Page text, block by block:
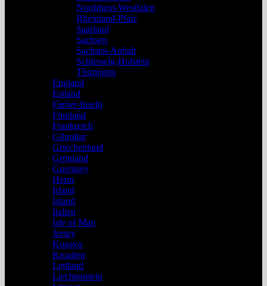
Nordrhein-Westfalen
Rheinland-Pfalz
Saarland
Sachsen
Sachsen-Anhalt
Schleswig-Holstein
Thüringen
England
Estland
Färöer-Inseln
Finnland
Frankreich
Gibraltar
Griechenland
Grönland
Guernsey
Herm
Irland
Island
Italien
Isle of Man
Jersey
Kosovo
Kroatien
Lettland
Liechtenstein